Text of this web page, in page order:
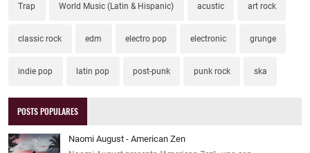
Trap World Music (Latin & Hispanic) acustic art rock
classic rock edm electro pop electronic grunge
indie pop latin pop post-punk punk rock ska
POSTS POPULARES
Naomi August - American Zen